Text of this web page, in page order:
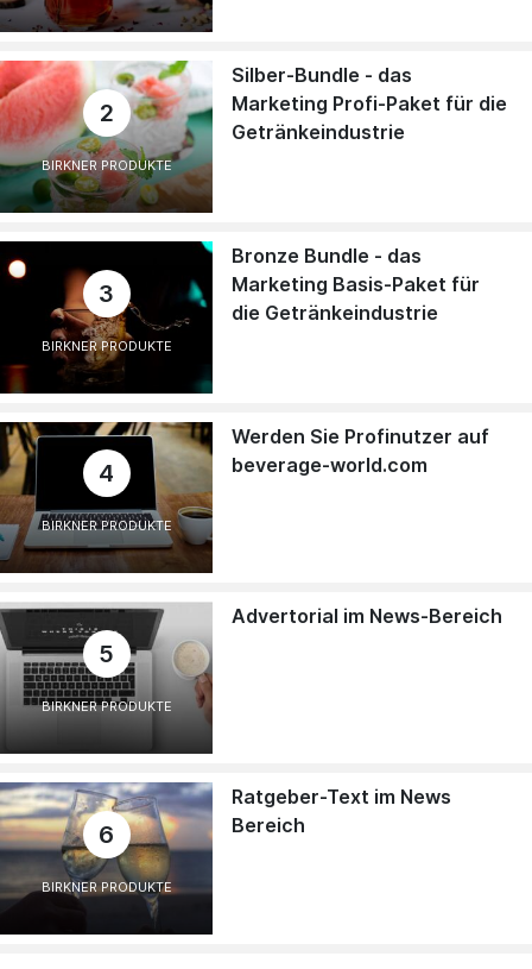
2
BIRKNER PRODUKTE
Silber-Bundle - das
Marketing Profi-Paket für die
Getränkeindustrie
3
BIRKNER PRODUKTE
Bronze Bundle - das
Marketing Basis-Paket für
die Getränkeindustrie
4
BIRKNER PRODUKTE
Werden Sie Profinutzer auf
beverage-world.com
5
BIRKNER PRODUKTE
Advertorial im News-Bereich
6
BIRKNER PRODUKTE
Ratgeber-Text im News
Bereich